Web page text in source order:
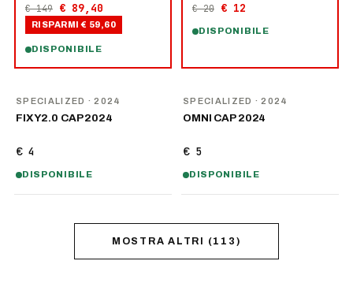
€ 149 € 89,40
RISPARMI € 59,60
DISPONIBILE
€ 20 € 12
DISPONIBILE
SPECIALIZED · 2024
FIXY2.0 CAP 2024
€ 4
DISPONIBILE
SPECIALIZED · 2024
OMNI CAP 2024
€ 5
DISPONIBILE
MOSTRA ALTRI (113 )